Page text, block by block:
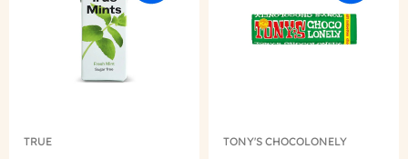
TRUE TONY'S CHOCOLONELY